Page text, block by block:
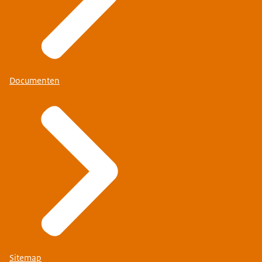
Documenten
Sitemap